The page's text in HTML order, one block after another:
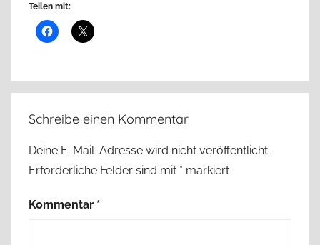
Teilen mit:
Schreibe einen Kommentar
Deine E-Mail-Adresse wird nicht veröffentlicht.
Erforderliche Felder sind mit * markiert
Kommentar *